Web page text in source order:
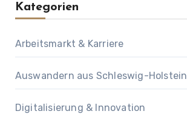
Kategorien
Arbeitsmarkt & Karriere
Auswandern aus Schleswig-Holstein
Digitalisierung & Innovation